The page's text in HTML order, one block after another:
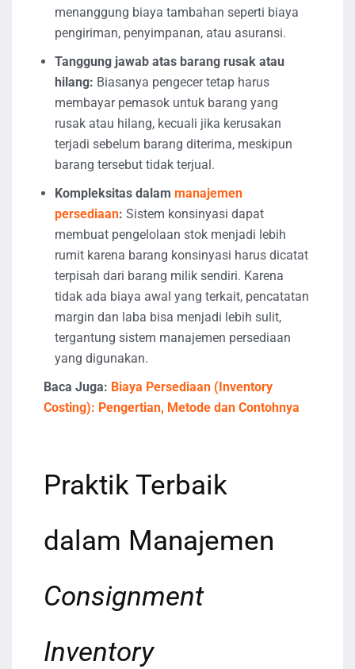
menanggung biaya tambahan seperti biaya
pengiriman, penyimpanan, atau asuransi.
Tanggung jawab atas barang rusak atau
hilang: Biasanya pengecer tetap harus
membayar pemasok untuk barang yang
rusak atau hilang, kecuali jika kerusakan
terjadi sebelum barang diterima, meskipun
barang tersebut tidak terjual.
Kompleksitas dalam manajemen
persediaan: Sistem konsinyasi dapat
membuat pengelolaan stok menjadi lebih
rumit karena barang konsinyasi harus dicatat
terpisah dari barang milik sendiri. Karena
tidak ada biaya awal yang terkait, pencatatan
margin dan laba bisa menjadi lebih sulit,
tergantung sistem manajemen persediaan
yang digunakan.
Baca Juga: Biaya Persediaan (Inventory
Costing): Pengertian, Metode dan Contohnya
Praktik Terbaik
dalam Manajemen
Consignment
Inventory